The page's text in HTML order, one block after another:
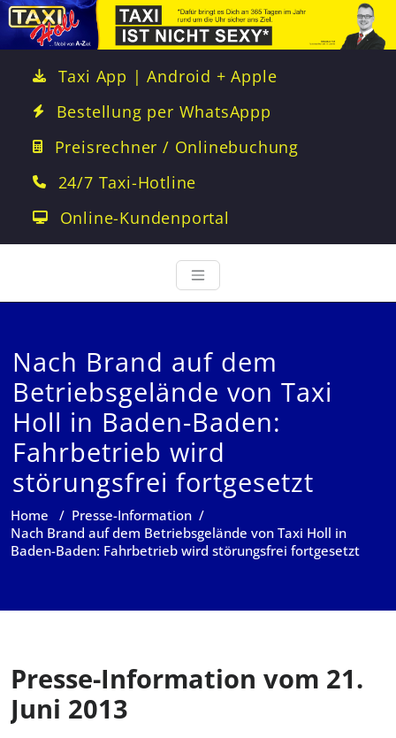
Taxi App | Android + Apple
Bestellung per WhatsAppp
Preisrechner / Onlinebuchung
24/7 Taxi-Hotline
Online-Kundenportal
Nach Brand auf dem
Betriebsgelände von Taxi
Holl in Baden-Baden:
Fahrbetrieb wird
störungsfrei fortgesetzt
Home / Presse-Information /
Nach Brand auf dem Betriebsgelände von Taxi Holl in
Baden-Baden: Fahrbetrieb wird störungsfrei fortgesetzt
Presse-Information vom 21.
Juni 2013